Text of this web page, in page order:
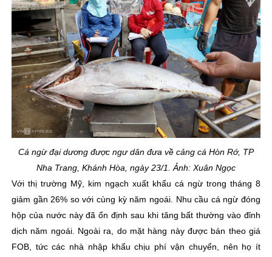
Cá ngừ đại dương được ngư dân đưa về cảng cá Hòn Rớ, TP
Nha Trang, Khánh Hòa, ngày 23/1. Ảnh: Xuân Ngọc
Với thị trường Mỹ, kim ngạch xuất khẩu cá ngừ trong tháng 8
giảm gần 26% so với cùng kỳ năm ngoái. Nhu cầu cá ngừ đóng
hộp của nước này đã ổn định sau khi tăng bất thường vào đỉnh
dịch năm ngoái. Ngoài ra, do mặt hàng này được bán theo giá
FOB, tức các nhà nhập khẩu chịu phí vận chuyển, nên họ ít